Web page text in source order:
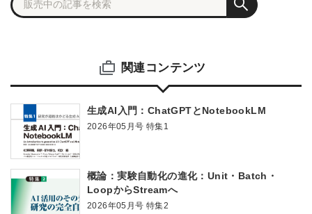
関連コンテンツ
生成AI入門：ChatGPTとNotebookLM
2026年05月号 特集1
概論：実験自動化の進化：Unit・Batch・
LoopからStreamへ
2026年05月号 特集2